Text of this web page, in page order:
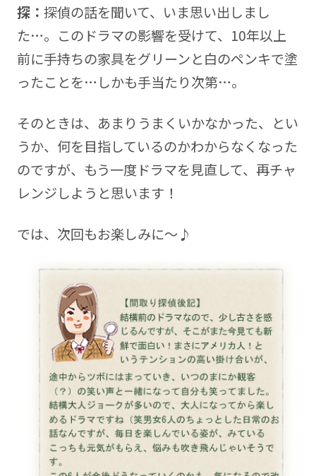
探： 探偵の話を聞いて、いま思い出しまし
た…。このドラマの影響を受けて、10年以上
前に手持ちの家具をグリーンと白のペンキで塗
ったことを…しかも手当たり次第…。
そのときは、あまりうまくいかなかった、とい
うか、何を目指しているのかわからなくなった
のですが、もう一度ドラマを見直して、再チャ
レンジしようと思います！
では、次回もお楽しみに～♪